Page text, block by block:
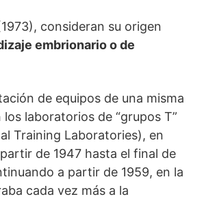
consideran su origen
embrionario o de
de equipos de una misma
laboratorios de “grupos T”
Training Laboratories), en
de 1947 hasta el final de
a partir de 1959, en la
cada vez más a la